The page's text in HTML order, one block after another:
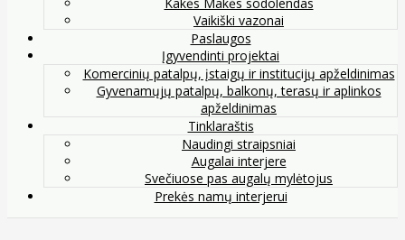
Vaikiški vazonai
Paslaugos
Įgyvendinti projektai
Komercinių patalpų, įstaigų ir institucijų apželdinimas
Gyvenamųjų patalpų, balkonų, terasų ir aplinkos
apželdinimas
Tinklaraštis
Naudingi straipsniai
Augalai interjere
Svečiuose pas augalų mylėtojus
Prekės namų interjerui